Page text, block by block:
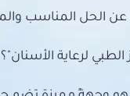
عن الحل المناسب
الطبي لرعاية الأسنان"؟